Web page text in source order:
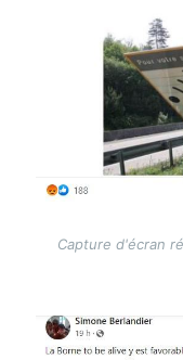
Capture d'écran
Image